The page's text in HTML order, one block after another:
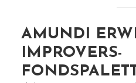
AMUNDI
IMPROVERS-